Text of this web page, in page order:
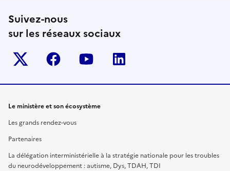
Suivez-nous
sur les réseaux sociaux
Twitter-x facebook youtube
Le ministère et son écosystème
Les grands rendez-vous
Partenaires
La délégation interministérielle à la stratégie nationale pour les troubles
du neurodéveloppement : autisme, Dys, TDAH, TDI